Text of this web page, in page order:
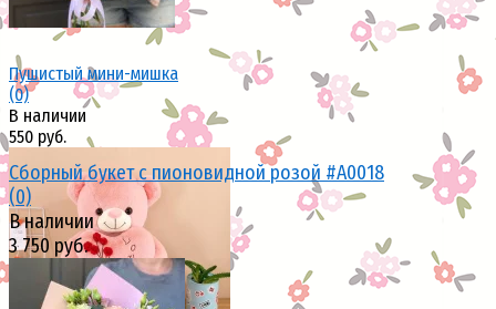
избранное сравнить
Пушистый мини-мишка
(0)
В наличии
550 руб.
Сборный букет с пионовидной розой #A0018
(0)
В наличии
3 750 руб.